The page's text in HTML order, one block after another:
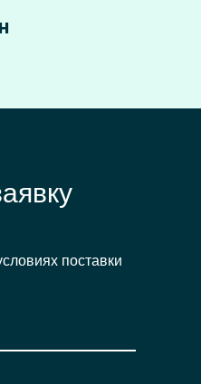
поставки
Оформить заявку